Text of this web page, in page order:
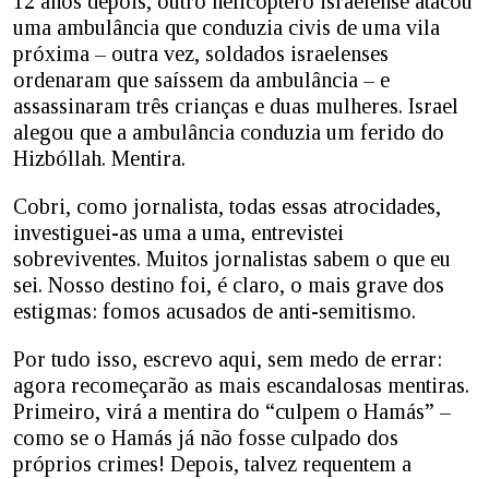
uma ambulância que conduzia civis de uma vila
próxima – outra vez, soldados israelenses
ordenaram que saíssem da ambulância – e
assassinaram três crianças e duas mulheres. Israel
alegou que a ambulância conduzia um ferido do
Hizbóllah. Mentira.
Cobri, como jornalista, todas essas atrocidades,
investiguei-as uma a uma, entrevistei
sobreviventes. Muitos jornalistas sabem o que eu
sei. Nosso destino foi, é claro, o mais grave dos
estigmas: fomos acusados de anti-semitismo.
Por tudo isso, escrevo aqui, sem medo de errar:
agora recomeçarão as mais escandalosas mentiras.
Primeiro, virá a mentira do “culpem o Hamás” –
como se o Hamás já não fosse culpado dos
próprios crimes! Depois, talvez requentem a